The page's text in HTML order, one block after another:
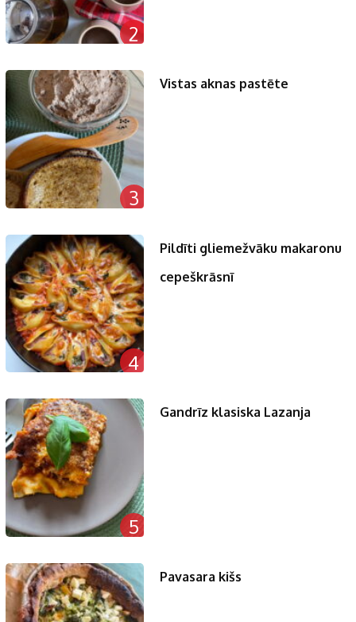
2
3
Vistas aknas pastēte
4
Pildīti gliemežvāku makaronu
cepeškrāsnī
5
Gandrīz klasiska Lazanja
Pavasara kišs